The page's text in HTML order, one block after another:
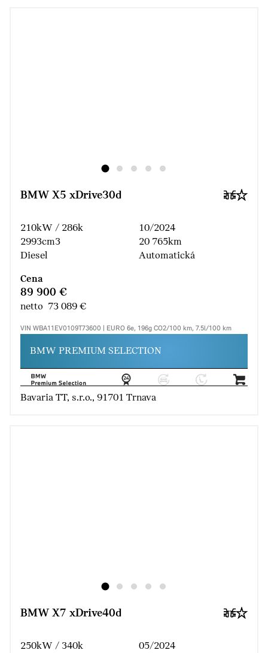
BMW X5 xDrive30d
210kW / 286k
2993cm3
Diesel
10/2024
20 765km
Automatická
Cena
89 900 €
netto 73 089 €
VIN WBA11EV0109T73600 | EURO 6e, 196g CO2/100 km, 7.5l/100 km
BMW PREMIUM SELECTION
Bavaria TT, s.r.o., 91701 Trnava
BMW X7 xDrive40d
250kW / 340k
05/2024